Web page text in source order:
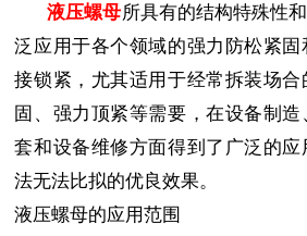
液压螺母所具有的结构特殊性
泛应用于各个领域的强力防松紧
接锁紧，尤其适用于经常拆装场
固、强力顶紧等需要，在设备制
套和设备维修方面得到了广泛的
法无法比拟的优良效果。
液压螺母的应用范围